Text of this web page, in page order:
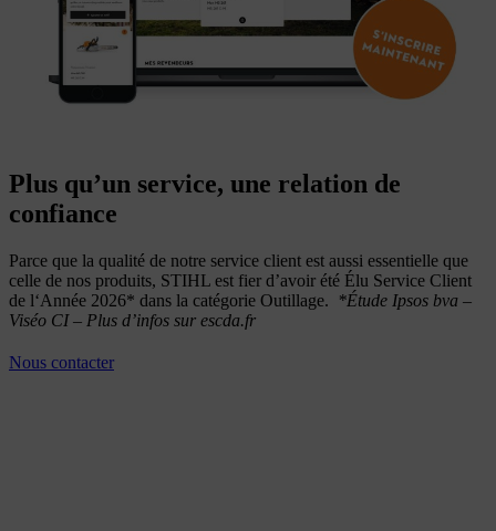
Plus qu’un service, une relation de
confiance
Parce que la qualité de notre service client est aussi essentielle que
celle de nos produits, STIHL est fier d’avoir été Élu Service Client
de l‘Année 2026* dans la catégorie Outillage.
*Étude Ipsos bva –
Viséo CI – Plus d’infos sur escda.fr
Nous contacter